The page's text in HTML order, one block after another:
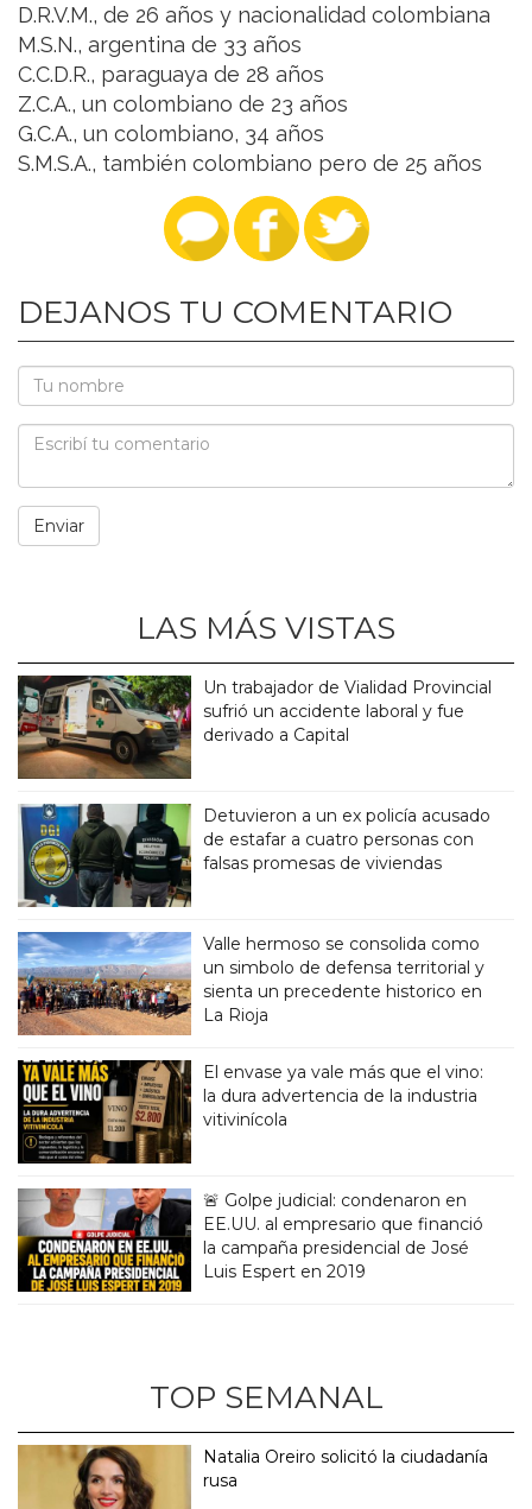
D.R.V.M., de 26 años y nacionalidad colombiana
M.S.N., argentina de 33 años
C.C.D.R., paraguaya de 28 años
Z.C.A., un colombiano de 23 años
G.C.A., un colombiano, 34 años
S.M.S.A., también colombiano pero de 25 años
DEJANOS TU COMENTARIO
LAS MÁS VISTAS
Un trabajador de Vialidad Provincial
sufrió un accidente laboral y fue
derivado a Capital
Detuvieron a un ex policía acusado
de estafar a cuatro personas con
falsas promesas de viviendas
Valle hermoso se consolida como
un simbolo de defensa territorial y
sienta un precedente historico en
La Rioja
El envase ya vale más que el vino:
la dura advertencia de la industria
vitivinícola
🚨 Golpe judicial: condenaron en
EE.UU. al empresario que financió
la campaña presidencial de José
Luis Espert en 2019
TOP SEMANAL
Natalia Oreiro solicitó la ciudadanía
rusa